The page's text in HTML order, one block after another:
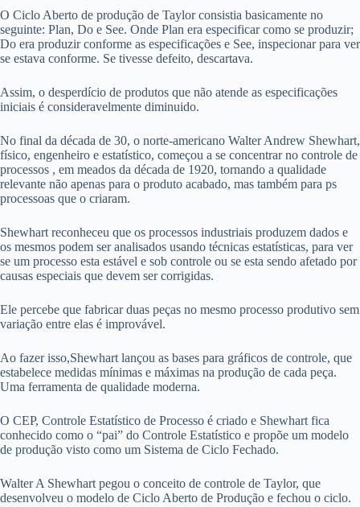
O Ciclo Aberto de produção de Taylor consistia basicamente no
seguinte: Plan, Do e See. Onde Plan era especificar como se produzir;
Do era produzir conforme as especificações e See, inspecionar para ver
se estava conforme. Se tivesse defeito, descartava.
Assim, o desperdício de produtos que não atende as especificações
iniciais é consideravelmente diminuido.
No final da década de 30, o norte-americano Walter Andrew Shewhart,
físico, engenheiro e estatístico, começou a se concentrar no controle de
processos , em meados da década de 1920, tornando a qualidade
relevante não apenas para o produto acabado, mas também para ps
processoas que o criaram.
Shewhart reconheceu que os processos industriais produzem dados e
os mesmos podem ser analisados usando técnicas estatísticas, para ver
se um processo esta estável e sob controle ou se esta sendo afetado por
causas especiais que devem ser corrigidas.
Ele percebe que fabricar duas peças no mesmo processo produtivo sem
variação entre elas é improvável.
Ao fazer isso,Shewhart lançou as bases para gráficos de controle, que
estabelece medidas mínimas e máximas na produção de cada peça.
Uma ferramenta de qualidade moderna.
O CEP, Controle Estatístico de Processo é criado e Shewhart fica
conhecido como o “pai” do Controle Estatístico e propõe um modelo
de produção visto como um Sistema de Ciclo Fechado.
Walter A Shewhart pegou o conceito de controle de Taylor, que
desenvolveu o modelo de Ciclo Aberto de Produção e fechou o ciclo.